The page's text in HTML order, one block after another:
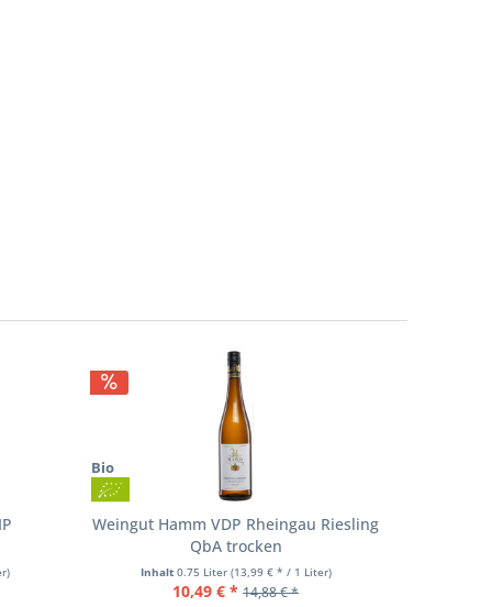
Bio
Weingut Hamm VDP Rheingau Riesling
QbA trocken
Inhalt 0.75 Liter (13,99 € * / 1 Liter)
10,49 € * 14,88 € *